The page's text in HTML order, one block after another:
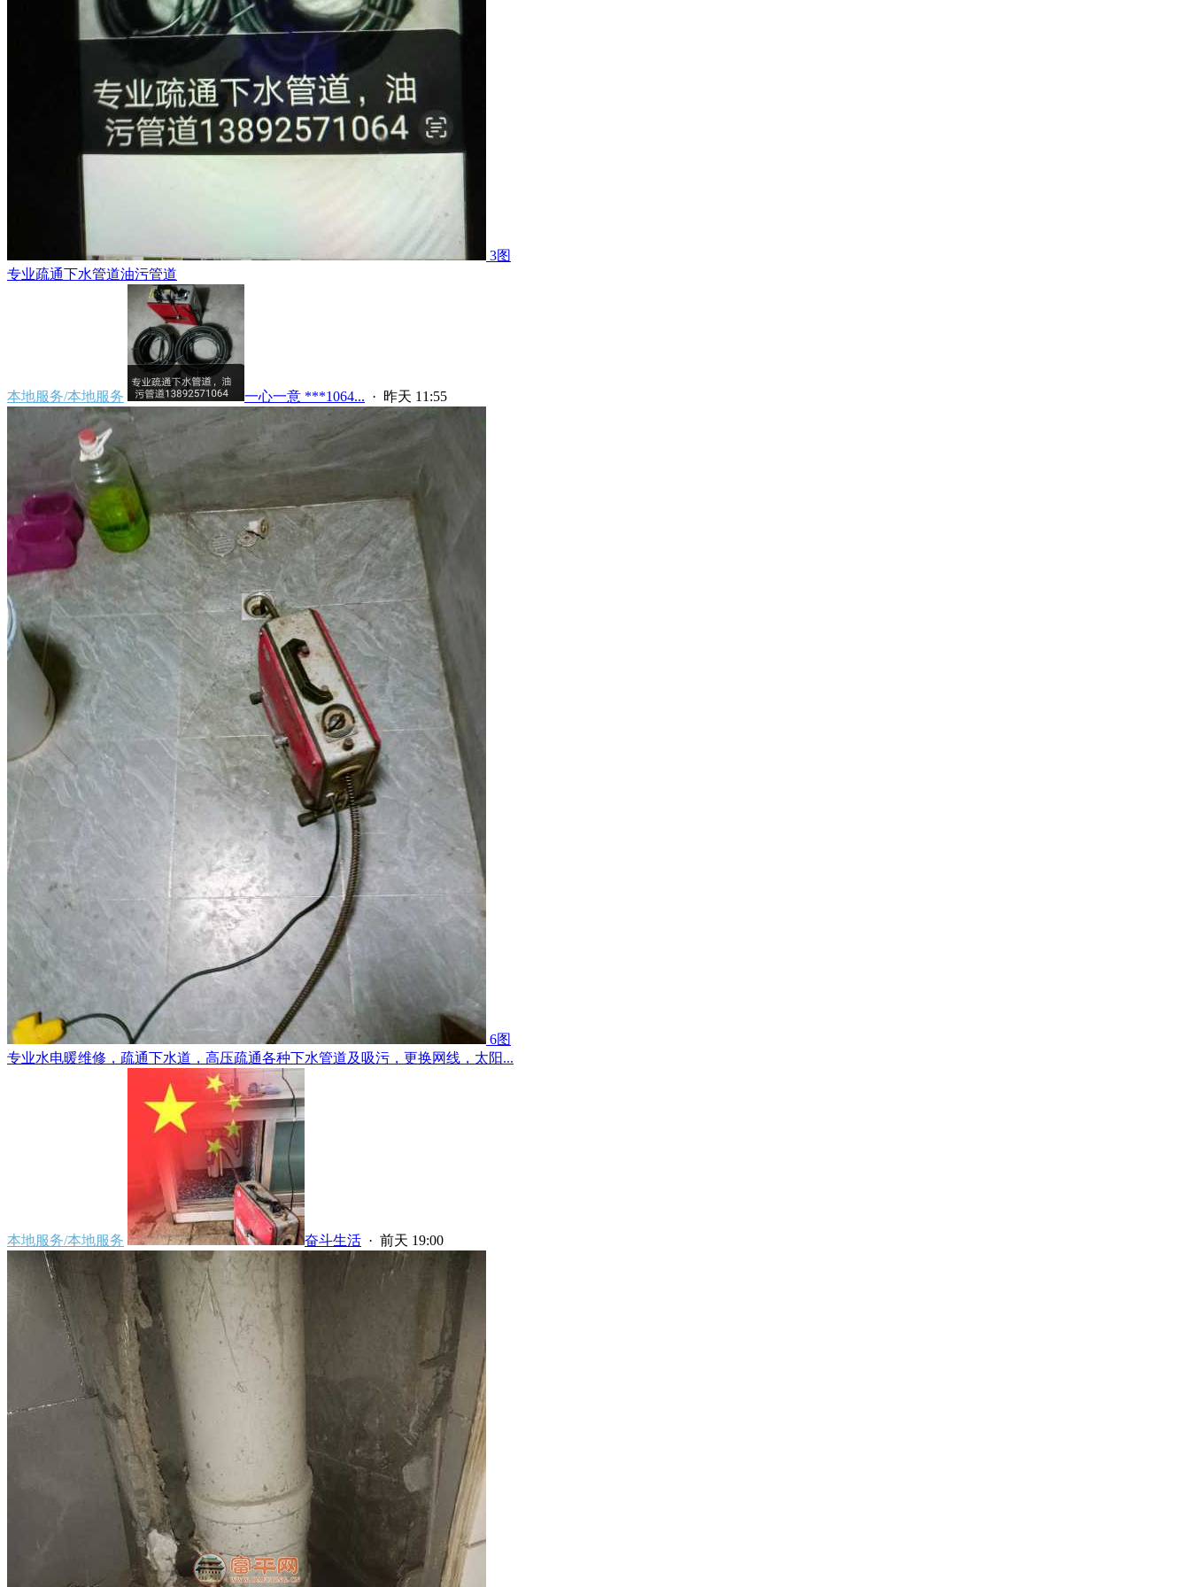
3图
专业疏通下水管道油污管道
本地服务/本地服务 一心一意 ***1064... · 昨天 11:55
6图
专业水电暖维修，疏通下水道，高压疏通各种下水管道及吸污，更换网线，太阳...
本地服务/本地服务 奋斗生活 · 前天 19:00